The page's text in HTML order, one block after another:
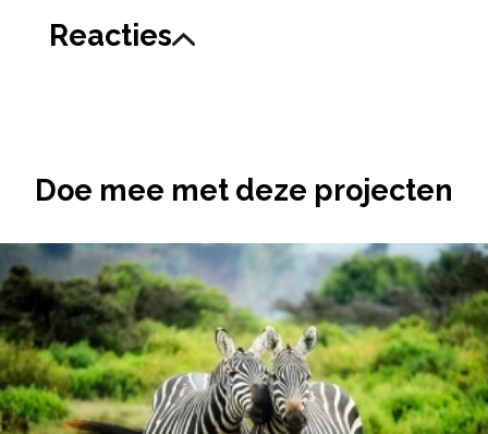
Reacties
Doe mee met deze projecten